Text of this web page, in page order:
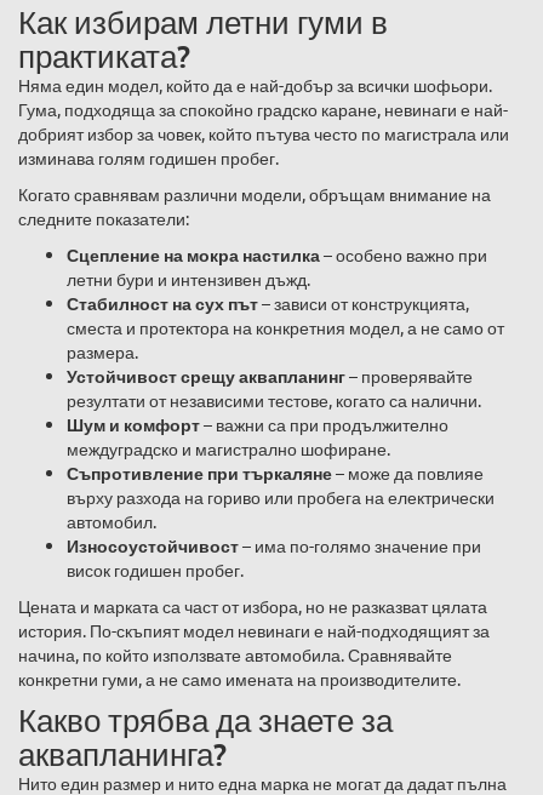
Как избирам летни гуми в
практиката?
Няма един модел, който да е най-добър за всички шофьори.
Гума, подходяща за спокойно градско каране, невинаги е най-
добрият избор за човек, който пътува често по магистрала или
изминава голям годишен пробег.
Когато сравнявам различни модели, обръщам внимание на
следните показатели:
Сцепление на мокра настилка– особено важно при
летни бури и интензивен дъжд.
Стабилност на сух път– зависи от конструкцията,
сместа и протектора на конкретния модел, а не само от
размера.
Устойчивост срещу аквапланинг– проверявайте
резултати от независими тестове, когато са налични.
Шум и комфорт– важни са при продължително
междуградско и магистрално шофиране.
Съпротивление при търкаляне– може да повлияе
върху разхода на гориво или пробега на електрически
автомобил.
Износоустойчивост– има по-голямо значение при
висок годишен пробег.
Цената и марката са част от избора, но не разказват цялата
история. По-скъпият модел невинаги е най-подходящият за
начина, по който използвате автомобила. Сравнявайте
конкретни гуми, а не само имената на производителите.
Какво трябва да знаете за
аквапланинга?
Нито един размер и нито една марка не могат да дадат пълна